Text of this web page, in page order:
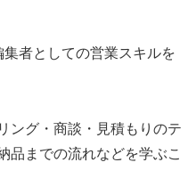
者としての営業スキルを
ング・商談・見積もりのテ
品までの流れなどを学ぶこ